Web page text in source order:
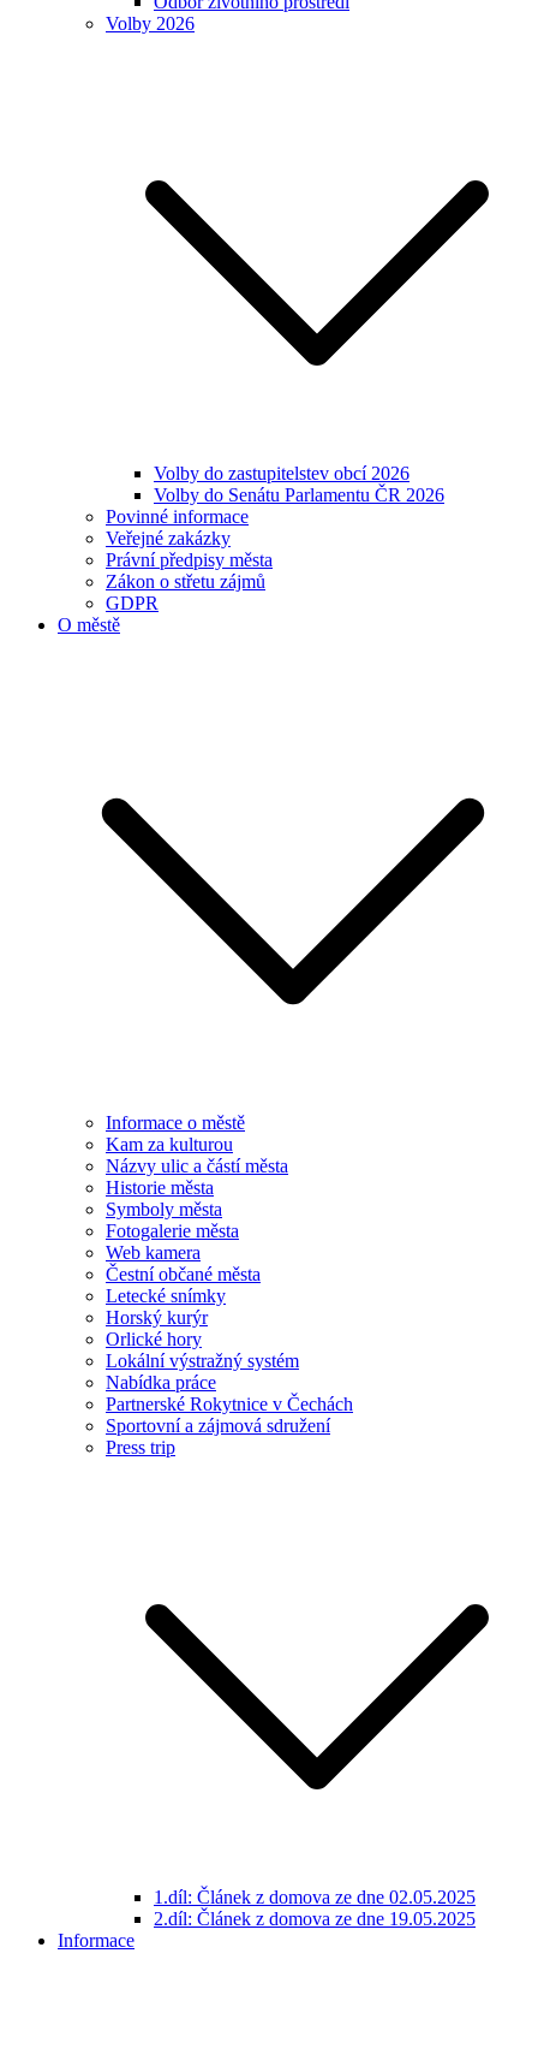
Volby 2026
Volby do zastupitelstev obcí 2026
Volby do Senátu Parlamentu ČR 2026
Povinné informace
Veřejné zakázky
Právní předpisy města
Zákon o střetu zájmů
GDPR
O městě
Informace o městě
Kam za kulturou
Názvy ulic a částí města
Historie města
Symboly města
Fotogalerie města
Web kamera
Čestní občané města
Letecké snímky
Horský kurýr
Orlické hory
Lokální výstražný systém
Nabídka práce
Partnerské Rokytnice v Čechách
Sportovní a zájmová sdružení
Press trip
1.díl: Článek z domova ze dne 02.05.2025
2.díl: Článek z domova ze dne 19.05.2025
Informace